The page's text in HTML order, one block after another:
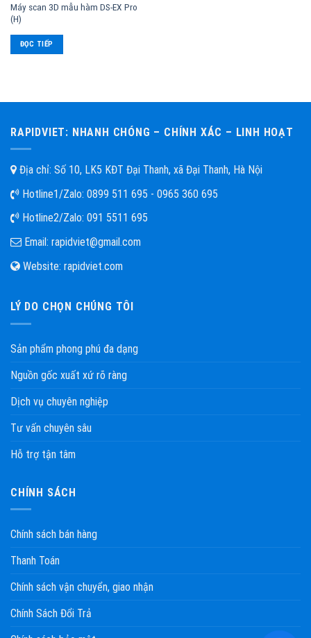
Máy scan 3D mẫu hàm DS-EX Pro
(H)
ĐỌC TIẾP
RAPIDVIET: NHANH CHÓNG – CHÍNH XÁC – LINH HOẠT
Địa chỉ: Số 10, LK5 KĐT Đại Thanh, xã Đại Thanh, Hà Nội
Hotline1/Zalo: 0899 511 695 - 0965 360 695
Hotline2/Zalo: 091 5511 695
Email: rapidviet@gmail.com
Website: rapidviet.com
LÝ DO CHỌN CHÚNG TÔI
Sản phẩm phong phú đa dạng
Nguồn gốc xuất xứ rõ ràng
Dịch vụ chuyên nghiệp
Tư vấn chuyên sâu
Hỗ trợ tận tâm
CHÍNH SÁCH
Chính sách bán hàng
Thanh Toán
Chính sách vận chuyển, giao nhận
Chính Sách Đổi Trả